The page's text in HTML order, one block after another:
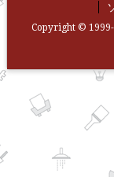
Copyright © 1999-